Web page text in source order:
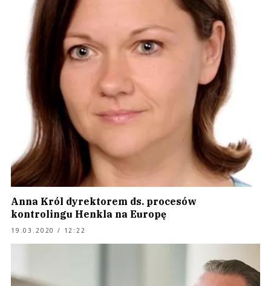
Anna Król dyrektorem ds. procesów
kontrolingu Henkla na Europę
19.03.2020 / 12:22